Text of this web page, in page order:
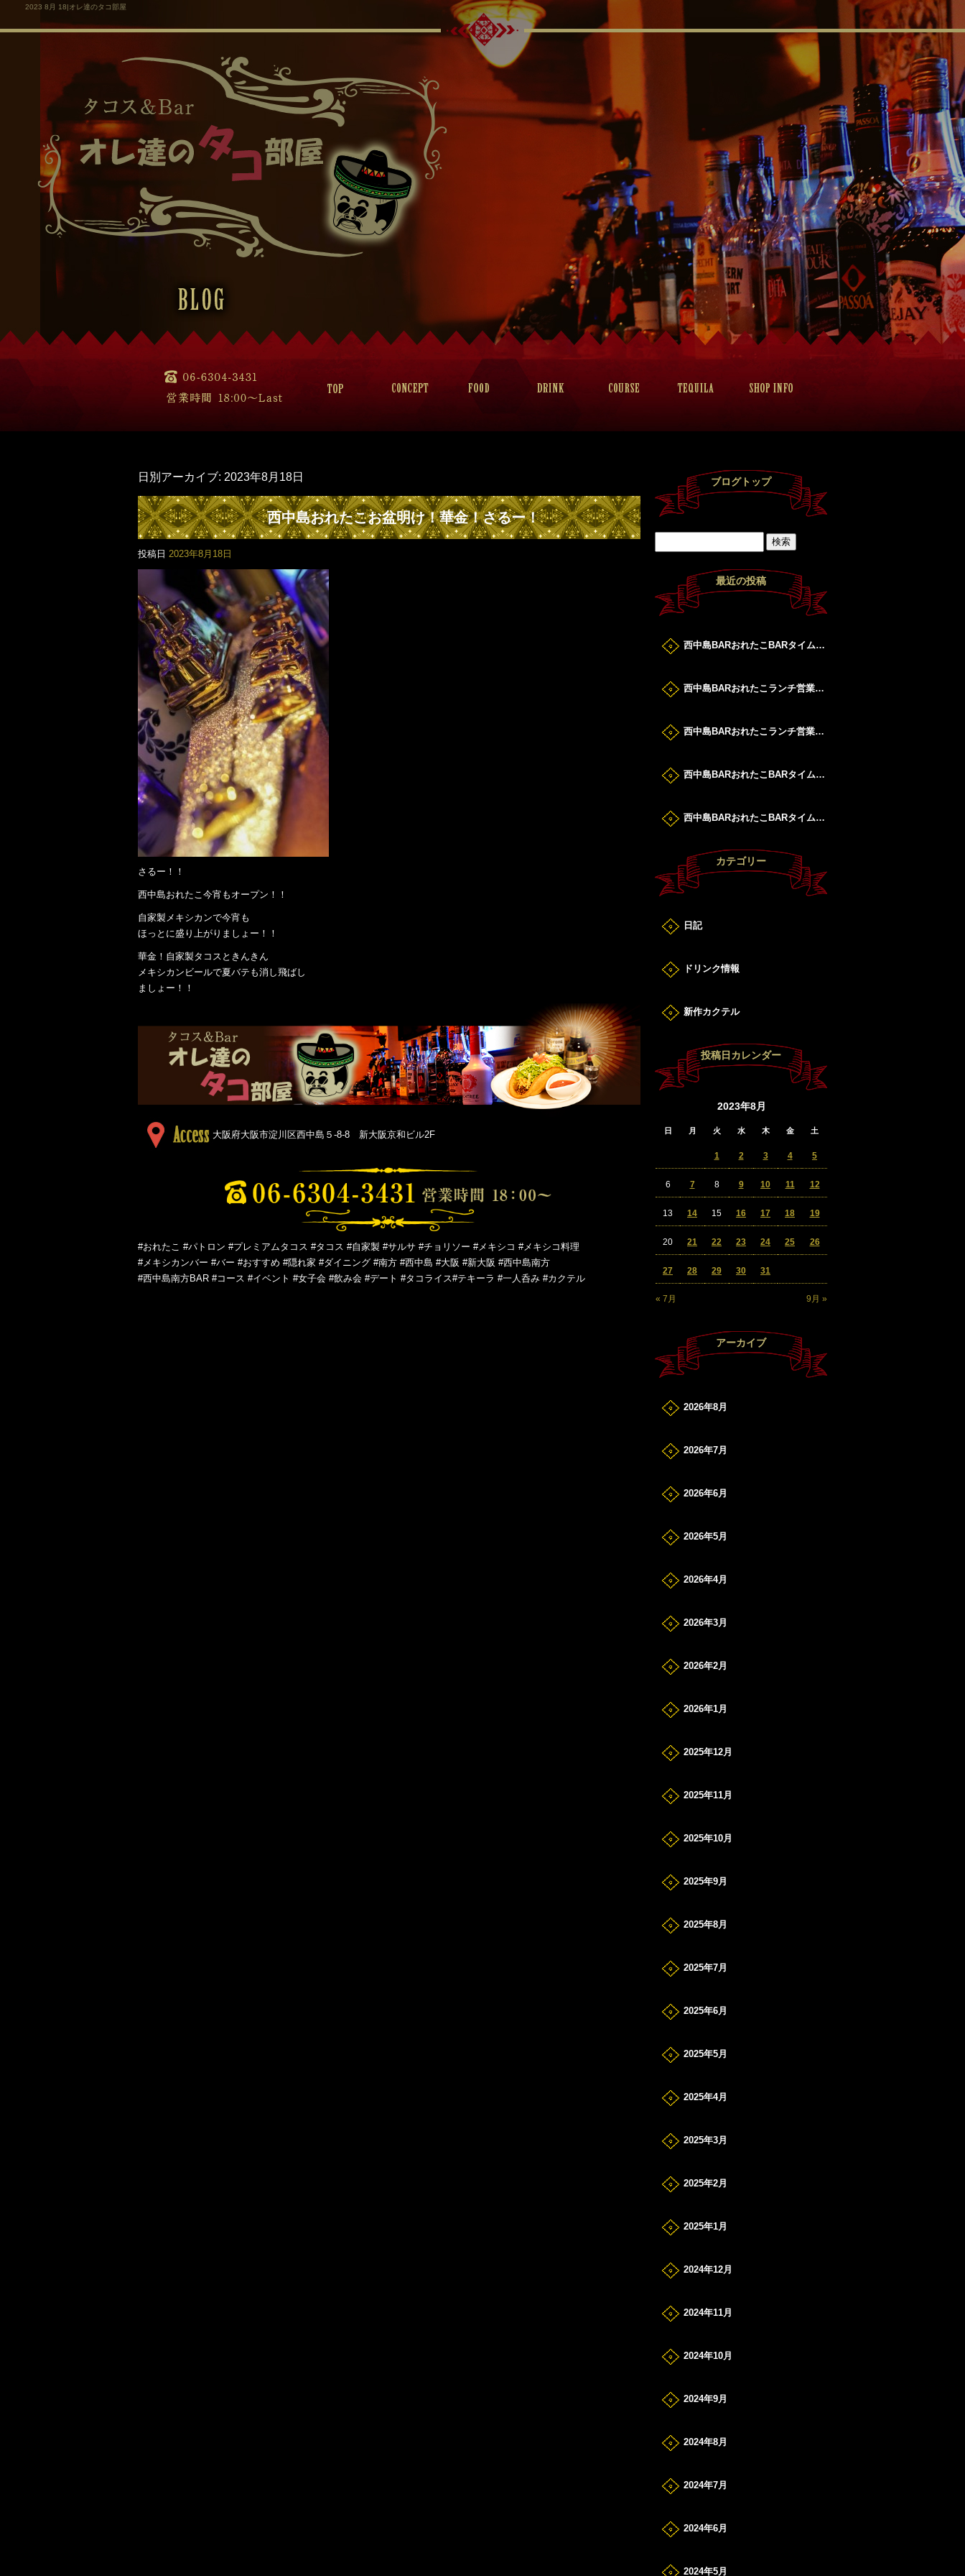
2023 8月 18|オレ達のタコ部屋
日別アーカイブ: 2023年8月18日
西中島おれたこお盆明け！華金！さるー！
投稿日 2023年8月18日
さるー！！
西中島おれたこ今宵もオープン！！
自家製メキシカンで今宵も
ほっとに盛り上がりましょー！！
華金！自家製タコスときんきん
メキシカンビールで夏バテも消し飛ばし
ましょー！！
大阪府大阪市淀川区西中島５-8-8 新大阪京和ビル2F
#おれたこ #パトロン #プレミアムタコス #タコス #自家製 #サルサ #チョリソー #メキシコ #メキシコ料理
#メキシカンバー #バー #おすすめ #隠れ家 #ダイニング #南方 #西中島 #大阪 #新大阪 #西中島南方
#西中島南方BAR #コース #イベント #女子会 #飲み会 #デート #タコライス#テキーラ #一人呑み #カクテル
ブログトップ
最近の投稿
西中島BARおれたこBARタイムすたーと！
西中島BARおれたこランチ営業DAY！
西中島BARおれたこランチ営業DAY！
西中島BARおれたこBARタイムすたーと！
西中島BARおれたこBARタイムすたーと！
カテゴリー
日記
ドリンク情報
新作カクテル
投稿日カレンダー
2023年8月
日 月 火 水 木 金 土
« 7月 9月 »
1 2 3 4 5
6 7 8 9 10 11 12
13 14 15 16 17 18 19
20 21 22 23 24 25 26
27 28 29 30 31
アーカイブ
2026年8月
2026年7月
2026年6月
2026年5月
2026年4月
2026年3月
2026年2月
2026年1月
2025年12月
2025年11月
2025年10月
2025年9月
2025年8月
2025年7月
2025年6月
2025年5月
2025年4月
2025年3月
2025年2月
2025年1月
2024年12月
2024年11月
2024年10月
2024年9月
2024年8月
2024年7月
2024年6月
2024年5月